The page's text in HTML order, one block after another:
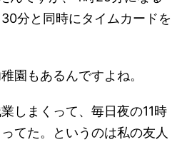
分と同時にタイムカードを
園もあるんですよね。
しまくって、毎日夜の11時
てた。というのは私の友人